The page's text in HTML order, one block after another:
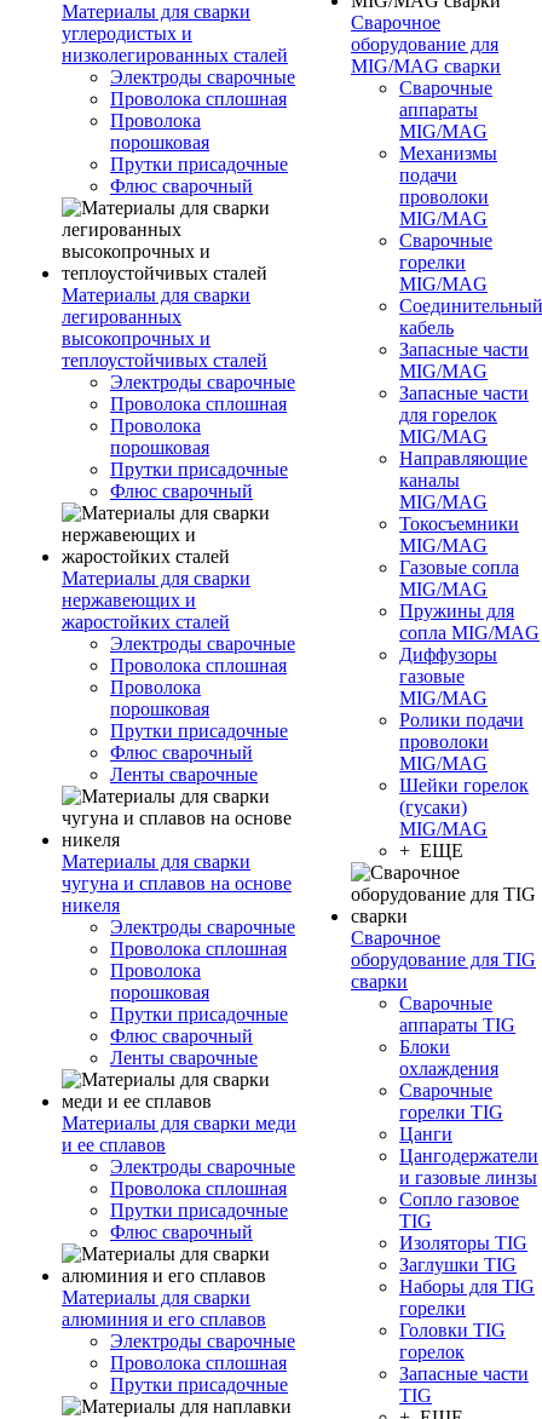
Материалы для сварки
углеродистых и
низколегированных сталей
Электроды сварочные
Проволока сплошная
Проволока
порошковая
Прутки присадочные
Флюс сварочный
Материалы для сварки
легированных
высокопрочных и
теплоустойчивых сталей
Электроды сварочные
Проволока сплошная
Проволока
порошковая
Прутки присадочные
Флюс сварочный
Материалы для сварки
нержавеющих и
жаростойких сталей
Электроды сварочные
Проволока сплошная
Проволока
порошковая
Прутки присадочные
Флюс сварочный
Ленты сварочные
Материалы для сварки
чугуна и сплавов на основе
никеля
Электроды сварочные
Проволока сплошная
Проволока
порошковая
Прутки присадочные
Флюс сварочный
Ленты сварочные
Материалы для сварки меди
и ее сплавов
Электроды сварочные
Проволока сплошная
Прутки присадочные
Флюс сварочный
Материалы для сварки
алюминия и его сплавов
Электроды сварочные
Проволока сплошная
Прутки присадочные
Сварочное
оборудование для
MIG/MAG сварки
Сварочные
аппараты
MIG/MAG
Механизмы
подачи
проволоки
MIG/MAG
Сварочные
горелки
MIG/MAG
Соединительный
кабель
Запасные части
MIG/MAG
Запасные части
для горелок
MIG/MAG
Направляющие
каналы
MIG/MAG
Токосъемники
MIG/MAG
Газовые сопла
MIG/MAG
Пружины для
сопла MIG/MAG
Диффузоры
газовые
MIG/MAG
Ролики подачи
проволоки
MIG/MAG
Шейки горелок
(гусаки)
MIG/MAG
+ ЕЩЕ
Сварочное
оборудование для TIG
сварки
Сварочные
аппараты TIG
Блоки
охлаждения
Сварочные
горелки TIG
Цанги
Цангодержатели
и газовые линзы
Сопло газовое
TIG
Изоляторы TIG
Заглушки TIG
Наборы для TIG
горелки
Головки TIG
горелок
Запасные части
TIG